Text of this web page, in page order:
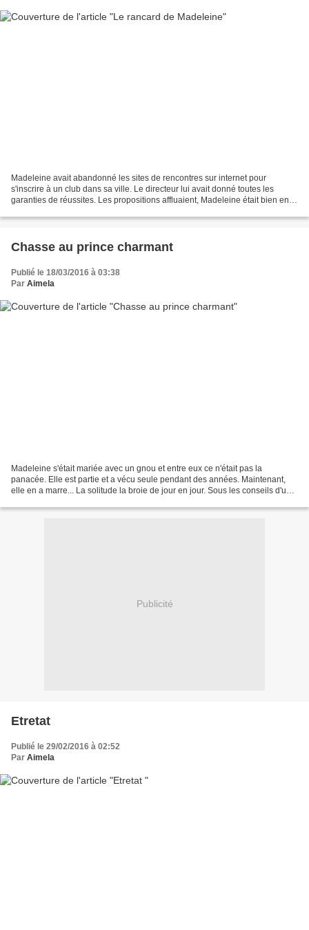
Madeleine avait abandonné les sites de rencontres sur internet pour
s'inscrire à un club dans sa ville. Le directeur lui avait donné toutes les
garanties de réussites. Les propositions affluaient, Madeleine était bien en
Chasse au prince charmant
Publié le 18/03/2016 à 03:38
Par Aimela
Madeleine s'était mariée avec un gnou et entre eux ce n'était pas la
panacée. Elle est partie et a vécu seule pendant des années. Maintenant,
elle en a marre... La solitude la broie de jour en jour. Sous les conseils d'un
Publicité
Etretat
Publié le 29/02/2016 à 02:52
Par Aimela